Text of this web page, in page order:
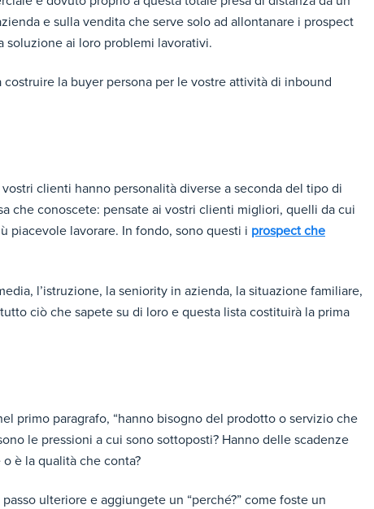
e sulla vendita che serve solo ad allontanare i prospect
soluzione ai loro problemi lavorativi.
la buyer persona per le vostre attività di inbound
clienti hanno personalità diverse a seconda del tipo di
che conoscete: pensate ai vostri clienti migliori, quelli da cui
piacevole lavorare. In fondo, sono questi i prospect che
l’istruzione, la seniority in azienda, la situazione familiare,
ciò che sapete su di loro e questa lista costituirà la prima
primo paragrafo, “hanno bisogno del prodotto o servizio che
le pressioni a cui sono sottoposti? Hanno delle scadenze
è la qualità che conta?
ulteriore e aggiungete un “perché?” come foste un